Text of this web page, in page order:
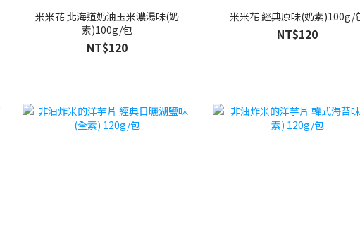
米米花 北海道奶油玉米濃湯味(奶
素)100g/包
NT$120
米米花 經典原味(奶素)100g/
NT$120